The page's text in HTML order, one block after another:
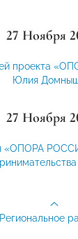
27 Ноября
проекта
Юлия
27 Ноября
«ОПОРА
Региональное